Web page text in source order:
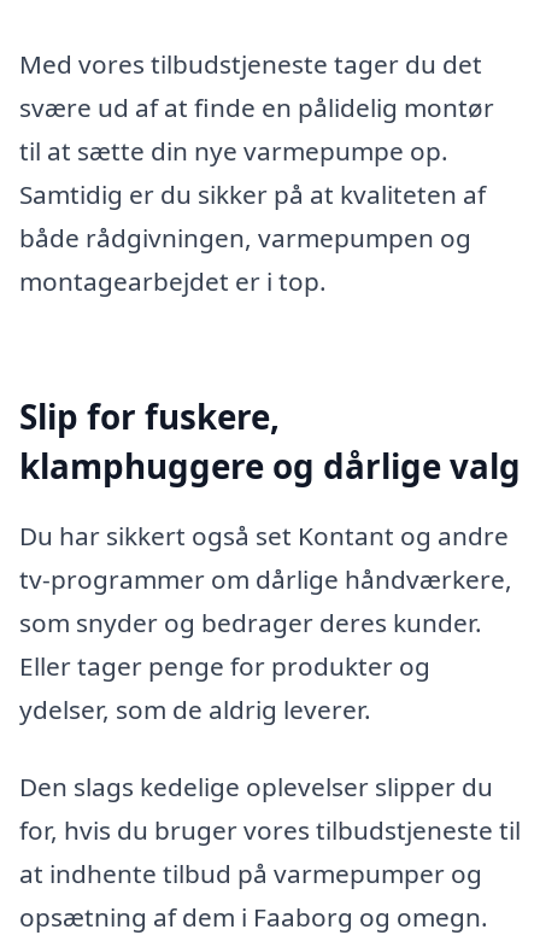
Med vores tilbudstjeneste tager du det
svære ud af at finde en pålidelig montør
til at sætte din nye varmepumpe op.
Samtidig er du sikker på at kvaliteten af
både rådgivningen, varmepumpen og
montagearbejdet er i top.
Slip for fuskere,
klamphuggere og dårlige valg
Du har sikkert også set Kontant og andre
tv-programmer om dårlige håndværkere,
som snyder og bedrager deres kunder.
Eller tager penge for produkter og
ydelser, som de aldrig leverer.
Den slags kedelige oplevelser slipper du
for, hvis du bruger vores tilbudstjeneste til
at indhente tilbud på varmepumper og
opsætning af dem i Faaborg og omegn.